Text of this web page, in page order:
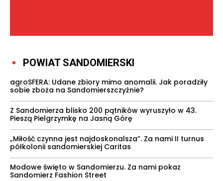
POWIAT SANDOMIERSKI
agroSFERA: Udane zbiory mimo anomalii. Jak poradziły
sobie zboża na Sandomierszczyźnie?
Z Sandomierza blisko 200 pątników wyruszyło w 43.
Pieszą Pielgrzymkę na Jasną Górę
„Miłość czynna jest najdoskonalsza”. Za nami II turnus
półkolonii sandomierskiej Caritas
Modowe święto w Sandomierzu. Za nami pokaz
Sandomierz Fashion Street